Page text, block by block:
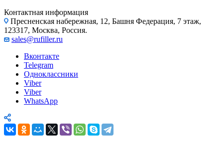
Контактная информация
Пресненская набережная, 12, Башня Федерация, 7 этаж,
123317, Москва, Россия.
sales@rufiller.ru
Вконтакте
Telegram
Одноклассники
Viber
Viber
WhatsApp